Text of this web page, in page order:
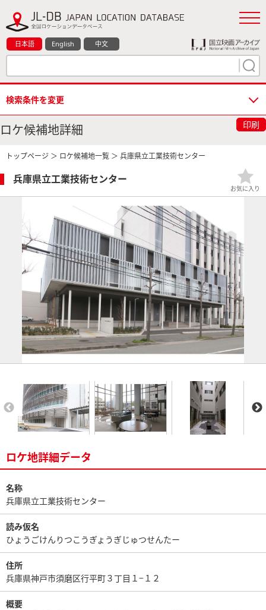
日本語 English 中文
検索条件を変更
ロケ候補地詳細 印刷
トップページ ＞ ロケ候補地一覧 ＞ 兵庫県立工業技術センター
兵庫県立工業技術センター
お気に入り
ロケ地詳細データ
名称
兵庫県立工業技術センター
読み仮名
ひょうごけんりつこうぎょうぎじゅつせんたー
住所
兵庫県神戸市須磨区行平町３丁目１−１２
概要